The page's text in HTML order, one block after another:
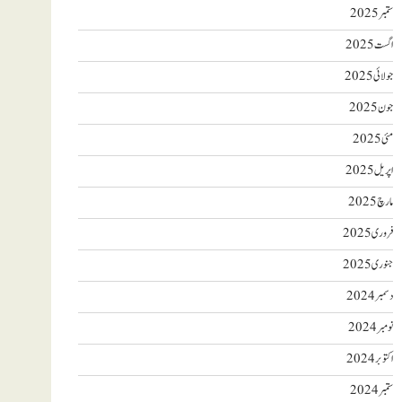
ستمبر 2025
اگست 2025
جولائی 2025
جون 2025
مئی 2025
اپریل 2025
مارچ 2025
فروری 2025
جنوری 2025
دسمبر 2024
نومبر 2024
اکتوبر 2024
ستمبر 2024